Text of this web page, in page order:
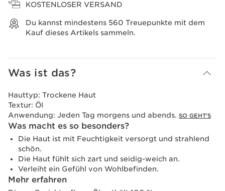
KOSTENLOSER VERSAND
Du kannst mindestens 560 Treuepunkte mit dem
Kauf dieses Artikels sammeln.
Was ist das?
Hauttyp: Trockene Haut
Textur: Öl
Anwendung: Jeden Tag morgens und abends. SO GEHT'S
Was macht es so besonders?
Die Haut ist mit Feuchtigkeit versorgt und strahlend
schön.
Die Haut fühlt sich zart und seidig-weich an.
Verleiht ein Gefühl von Wohlbefinden.
Mehr erfahren